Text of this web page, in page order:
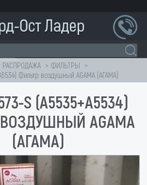
РАСПРОДАЖА
ФИЛЬТРЫ
Фильтр воздушный AGAMA (АГАМА)
S (A5535+A5534)
AGAMA
(АГАМА)